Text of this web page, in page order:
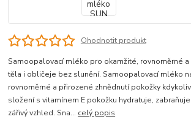
Ohodnotit produkt
Samoopalovací mléko pro okamžité, rovnoměrné
těla i obličeje bez slunění. Samoopalovací mléko
rovnoměrné a přirozené zhnědnutí pokožky
složení s vitamínem E pokožku hydratuje,
zářivý vzhled. Sna... celý popis